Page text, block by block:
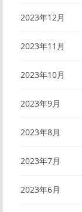
2023年12月
2023年11月
2023年10月
2023年9月
2023年8月
2023年7月
2023年6月